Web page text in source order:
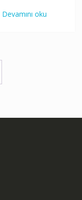
Devamını oku